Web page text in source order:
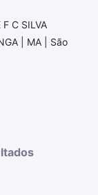
F C SILVA
| MA | São